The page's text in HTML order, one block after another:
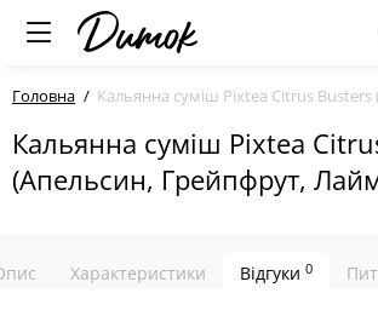
Головна Кальянна суміш Pixtea Citrus
Кальянна суміш Pixtea
(Апельсин, Грейпфрут,
Характеристики Відгуки 0